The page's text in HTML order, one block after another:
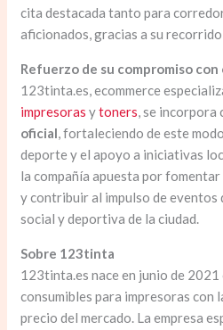
cita destacada tanto para
aficionados, gracias a su
Refuerzo de su compromiso
123tinta.es, ecommerce
impresoras ytoners, se incorpora
oficial, fortaleciendo de este
deporte y el apoyo a iniciativas
la compañía apuesta por
y contribuir al impulso de eventos
social y deportiva de la ciudad.
Sobre 123tinta
123tinta.es nace en junio de 2021
consumibles para impresoras con
precio del mercado. La empresa